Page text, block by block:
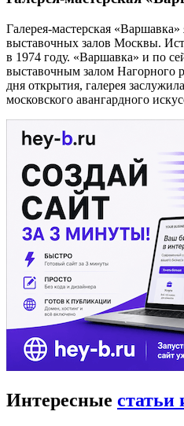
Галерея-мастерская
выставочных залов Москвы.
в 1974 году. «Варшавка» и по
выставочным залом Нагорного
дня открытия, галерея
московского авангардного
Интересные статьи